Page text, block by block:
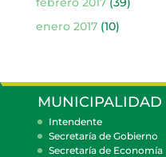
enero 2017(10)
MUNICIPALIDAD
Intendente
Secretaría de Gobierno
Secretaría de Economía